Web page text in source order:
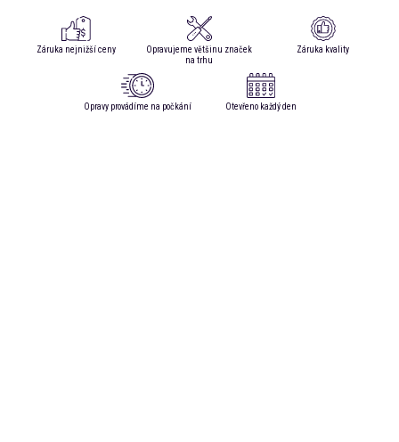
Záruka nejnižší ceny
Opravujeme většinu značek
na trhu
Záruka kvality
Opravy provádíme na počkání Otevřeno každý den